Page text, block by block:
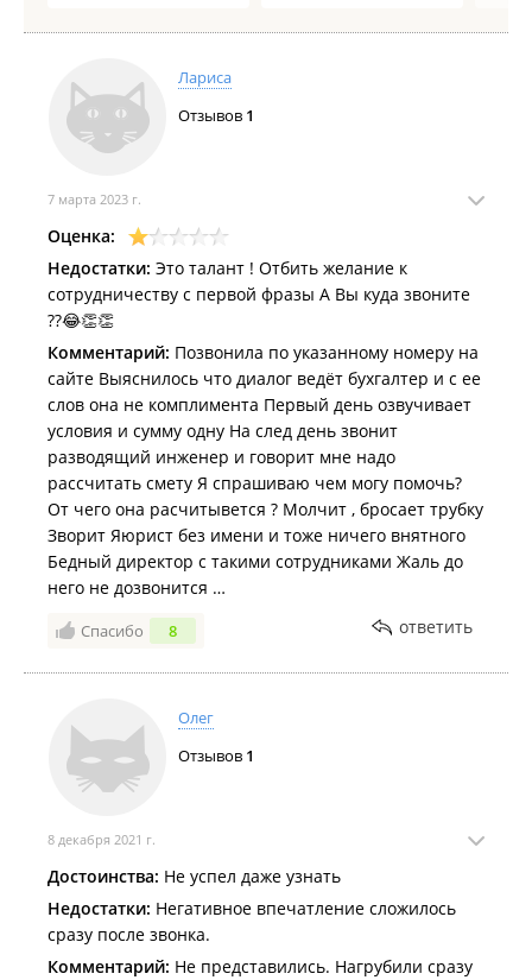
Лариса
Отзывов 1
7 марта 2023 г.
Оценка:
Недостатки: Это талант ! Отбить желание к
сотрудничеству с первой фразы А Вы куда звоните
??😂👏👏
Комментарий: Позвонила по указанному номеру на
сайте Выяснилось что диалог ведёт бухгалтер и с ее
слов она не комплимента Первый день озвучивает
условия и сумму одну На след день звонит
разводящий инженер и говорит мне надо
рассчитать смету Я спрашиваю чем могу помочь?
От чего она расчитывется ? Молчит , бросает трубку
Зворит Яюрист без имени и тоже ничего внятного
Бедный директор с такими сотрудниками Жаль до
него не дозвонится …
Спасибо 8 ответить
Олег
Отзывов 1
8 декабря 2021 г.
Достоинства: Не успел даже узнать
Недостатки: Негативное впечатление сложилось
сразу после звонка.
Комментарий: Не представились. Нагрубили сразу